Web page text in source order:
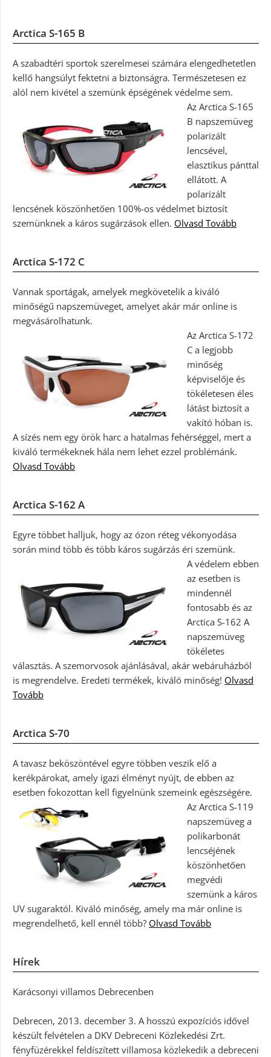
Arctica S-165 B
A szabadtéri sportok szerelmesei számára elengedhetetlen
kellő hangsúlyt fektetni a biztonságra. Természetesen ez
alól nem kivétel a szemünk épségének védelme sem.
Az Arctica S-165
B napszemüveg
polarizált
lencsével,
elasztikus pánttal
ellátott. A
polarizált
lencsének köszönhetően 100%-os védelmet biztosít
szemünknek a káros sugárzások ellen. Olvasd Tovább
Arctica S-172 C
Vannak sportágak, amelyek megkövetelik a kiváló
minőségű napszemüveget, amelyet akár már online is
megvásárolhatunk.
Az Arctica S-172
C a legjobb
minőség
képviselője és
tökéletesen éles
látást biztosít a
vakító hóban is.
A sízés nem egy örök harc a hatalmas fehérséggel, mert a
kiváló termékeknek hála nem lehet ezzel problémánk.
Olvasd Tovább
Arctica S-162 A
Egyre többet halljuk, hogy az ózon réteg vékonyodása
során mind több és több káros sugárzás éri szemünk.
A védelem ebben
az esetben is
mindennél
fontosabb és az
Arctica S-162 A
napszemüveg
tökéletes
választás. A szemorvosok ajánlásával, akár webáruházból
is megrendelve. Eredeti termékek, kiváló minőség! Olvasd
Tovább
Arctica S-70
A tavasz beköszöntével egyre többen veszik elő a
kerékpárokat, amely igazi élményt nyújt, de ebben az
esetben fokozottan kell figyelnünk szemeink egészségére.
Az Arctica S-119
napszemüveg a
polikarbonát
lencséjének
köszönhetően
megvédi
szemünk a káros
UV sugaraktól. Kiváló minőség, amely ma már online is
megrendelhető, kell ennél több? Olvasd Tovább
Hírek
Karácsonyi villamos Debrecenben
Debrecen, 2013. december 3. A hosszú expozíciós idővel
készült felvételen a DKV Debreceni Közlekedési Zrt.
fényfüzérekkel feldíszített villamosa közlekedik a debreceni